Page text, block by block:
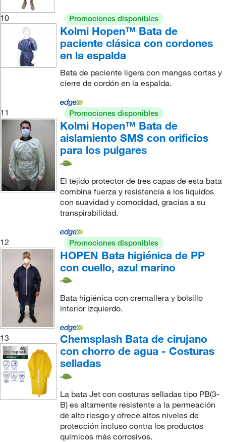
10 Promociones disponibles
Kolmi Hopen™ Bata de
paciente clásica con cordones
en la espalda
Bata de paciente ligera con mangas cortas y
cierre de cordón en la espalda.
11 Promociones disponibles
Kolmi Hopen™ Bata de
aislamiento SMS con orificios
para los pulgares
El tejido protector de tres capas de esta bata
combina fuerza y resistencia a los líquidos
con suavidad y comodidad, gracias a su
transpirabilidad.
12 Promociones disponibles
HOPEN Bata higiénica de PP
con cuello, azul marino
Bata higiénica con cremallera y bolsillo
interior izquierdo.
13
Chemsplash Bata de cirujano
con chorro de agua - Costuras
selladas
La bata Jet con costuras selladas tipo PB(3-
B) es altamente resistente a la permeación
de alto riesgo y ofrece altos niveles de
protección incluso contra los productos
químicos más corrosivos.